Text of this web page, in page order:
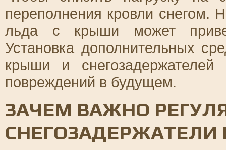
переполнения кровли снегом.
льда с крыши может
Установка дополнительных
крыши и снегозадержателей
повреждений в будущем.
ЗАЧЕМ ВАЖНО